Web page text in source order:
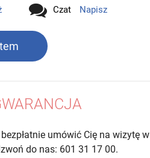
Czat Napisz
umówić Cię na wizytę w
do nas: 601 31 17 00.